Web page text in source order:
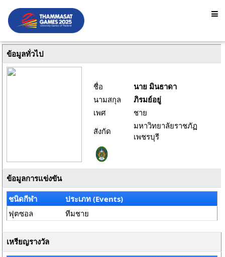
ข้อมูลทั่วไป
ชื่อ
นาย มินธาดา
นามสกุล
ภิรมย์อยู่
เพศ
ชาย
สังกัด
มหาวิทยาลัยราชภัฏ
เพชรบุรี
ข้อมูลการแข่งขัน
ชนิดกีฬา
ประเภท (Events)
ฟุตซอล
ทีมชาย
เหรียญรางวัล